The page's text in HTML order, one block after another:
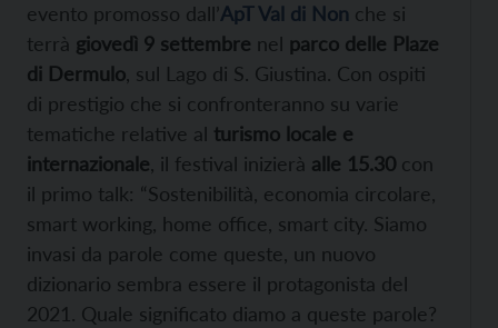
evento promosso dall’ApT Val di Non che si
terrà giovedì 9 settembre nel parco delle Plaze
di Dermulo , sul Lago di S. Giustina. Con ospiti
di prestigio che si confronteranno su varie
tematiche relative al turismo locale e
internazionale , il festival inizierà alle 15.30 con
il primo talk: “Sostenibilità, economia circolare,
smart working, home office, smart city. Siamo
invasi da parole come queste, un nuovo
dizionario sembra essere il protagonista del
2021. Quale significato diamo a queste parole?